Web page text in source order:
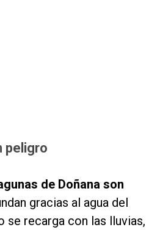
peligro
de Doñana son
gracias al agua del
se recarga con las lluvias,